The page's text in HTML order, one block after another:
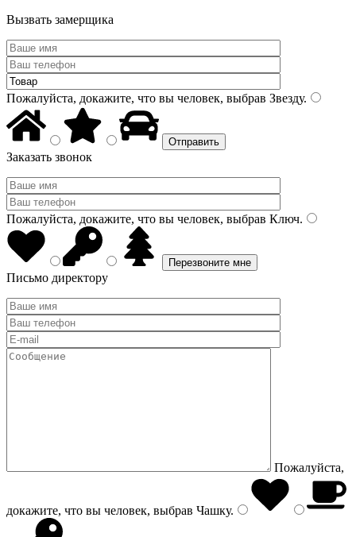
Вызвать замерщика
Пожалуйста, докажите, что вы человек, выбрав Звезду.
Заказать звонок
Пожалуйста, докажите, что вы человек, выбрав Ключ.
Письмо директору
Пожалуйста,
докажите, что вы человек, выбрав Чашку.